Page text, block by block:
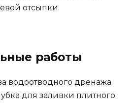
отсыпки.
работы
водоотводного дренажа
для заливки плитного